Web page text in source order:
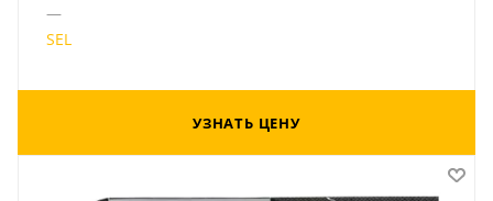
—
SEL
УЗНАТЬ ЦЕНУ